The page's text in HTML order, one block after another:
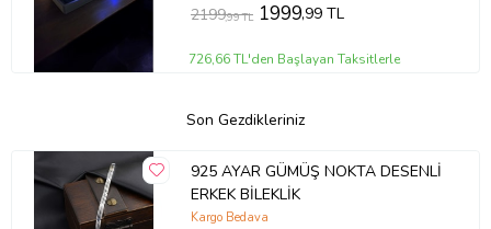
2199,99 TL 1999,99 TL
726,66 TL'den Başlayan Taksitlerle
Son Gezdikleriniz
925 AYAR GÜMÜŞ NOKTA DESENLİ
ERKEK BİLEKLİK
Kargo Bedava